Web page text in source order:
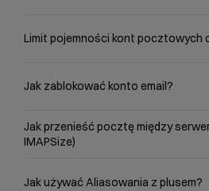
Limit pojemności kont pocztowych
Jak zablokować konto email?
Jak przenieść pocztę między
IMAPSize)
Jak używać Aliasowania z plusem?